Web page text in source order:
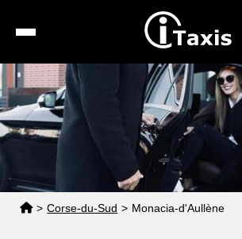
Recherche
Calcul de tarif
Taxis conventionnés
Espace pro
> Corse-du-Sud > Monacia-d'Aullène